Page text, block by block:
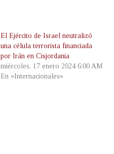
El Ejército de Israel neutralizó
una célula terrorista financiada
por Irán en Cisjordania
miércoles, 17 enero 2024 6:00 AM
En «Internacionales»